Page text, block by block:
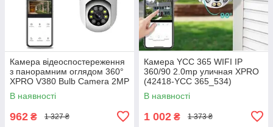
Камера відеоспостереження
з панорамним оглядом 360°
XPRO V380 Bulb Camera 2MP
FHD (41082-15334_506)
В наявності
962 ₴ 1 327 ₴
Камера YCC 365 WIFI IP
360/90 2.0mp уличная XPRO
(42418-YCC 365_534)
В наявності
1 002 ₴ 1 373 ₴